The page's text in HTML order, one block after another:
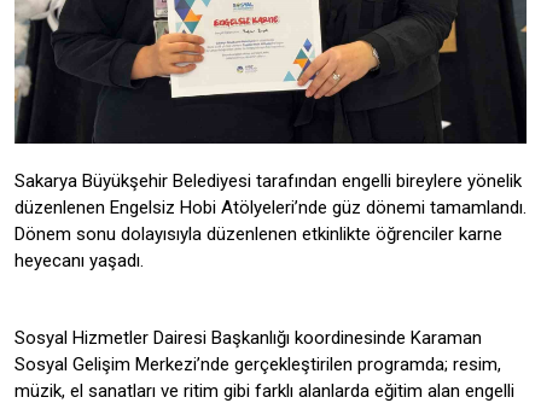
Sakarya Büyükşehir Belediyesi tarafından engelli bireylere yönelik
düzenlenen Engelsiz Hobi Atölyeleri’nde güz dönemi tamamlandı.
Dönem sonu dolayısıyla düzenlenen etkinlikte öğrenciler karne
heyecanı yaşadı.
Sosyal Hizmetler Dairesi Başkanlığı koordinesinde Karaman
Sosyal Gelişim Merkezi’nde gerçekleştirilen programda; resim,
müzik, el sanatları ve ritim gibi farklı alanlarda eğitim alan engelli